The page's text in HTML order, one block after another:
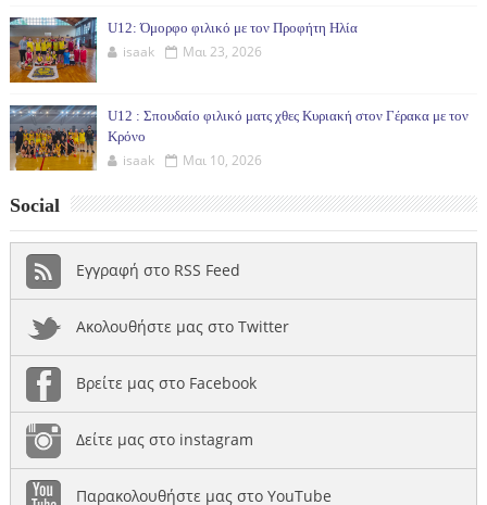
U12: Όμορφο φιλικό με τον Προφήτη Ηλία
isaak Μαι 23, 2026
U12 : Σπουδαίο φιλικό ματς χθες Κυριακή στον Γέρακα με τον
Κρόνο
isaak Μαι 10, 2026
Social
Εγγραφή στο RSS Feed
Ακολουθήστε μας στο Twitter
Βρείτε μας στο Facebook
Δείτε μας στο instagram
Παρακολουθήστε μας στο YouTube